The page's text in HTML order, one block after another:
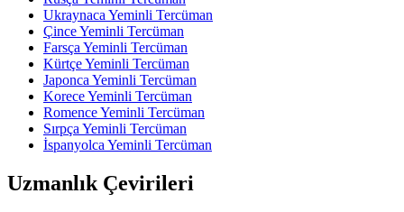
Ukraynaca Yeminli Tercüman
Çince Yeminli Tercüman
Farsça Yeminli Tercüman
Kürtçe Yeminli Tercüman
Japonca Yeminli Tercüman
Korece Yeminli Tercüman
Romence Yeminli Tercüman
Sırpça Yeminli Tercüman
İspanyolca Yeminli Tercüman
Uzmanlık Çevirileri